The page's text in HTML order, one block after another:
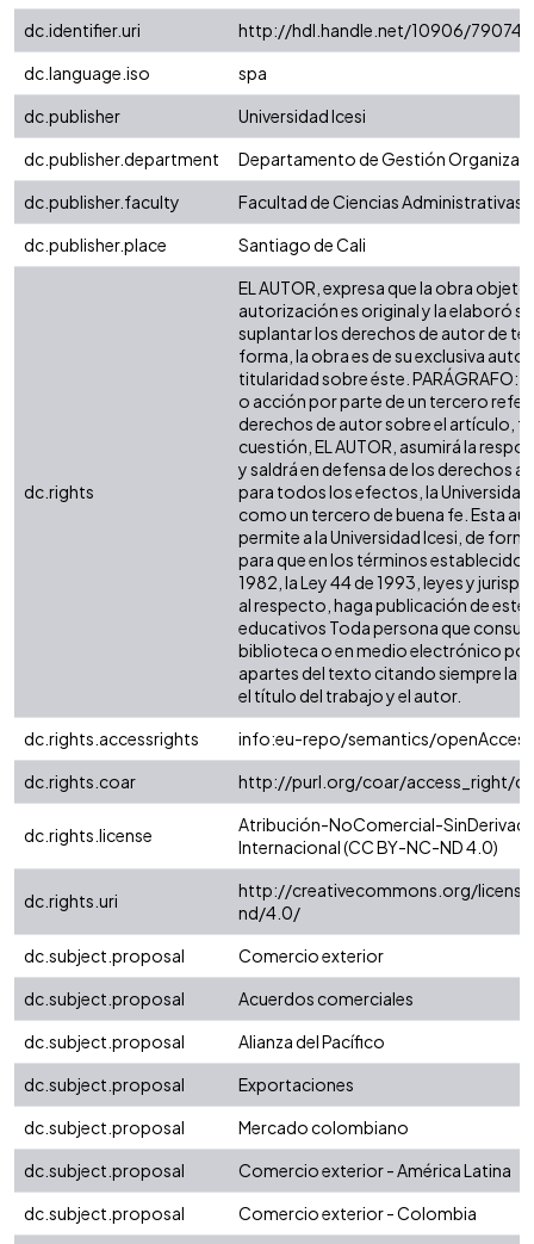
dc.identifier.uri
http://hdl.handle.net/10906/79074
dc.language.iso
spa
dc.publisher
Universidad Icesi
dc.publisher.department
Departamento de Gestión
dc.publisher.faculty
Facultad de Ciencias Administrativas
dc.publisher.place
Santiago de Cali
dc.rights
EL AUTOR, expresa que la obra
autorización es original y la elaboró
suplantar los derechos de autor de
forma, la obra es de su exclusiva
titularidad sobre éste. PARÁGRAFO:
o acción por parte de un tercero
derechos de autor sobre el artículo,
cuestión, EL AUTOR, asumirá la
y saldrá en defensa de los derechos
para todos los efectos, la Universidad
como un tercero de buena fe. Esta
permite a la Universidad Icesi, de
para que en los términos establecidos
1982, la Ley 44 de 1993, leyes y
al respecto, haga publicación de este
educativos Toda persona que
biblioteca o en medio electrónico
apartes del texto citando siempre la
el título del trabajo y el autor.
dc.rights.accessrights
info:eu-repo/semantics/openAccess
dc.rights.coar
http://purl.org/coar/access_right/
dc.rights.license
Atribución-NoComercial-
Internacional (CC BY-NC-ND 4.0)
dc.rights.uri
http://creativecommons.org/
nd/4.0/
dc.subject.proposal
Comercio exterior
dc.subject.proposal
Acuerdos comerciales
dc.subject.proposal
Alianza del Pacífico
dc.subject.proposal
Exportaciones
dc.subject.proposal
Mercado colombiano
dc.subject.proposal
Comercio exterior - América Latina
dc.subject.proposal
Comercio exterior - Colombia